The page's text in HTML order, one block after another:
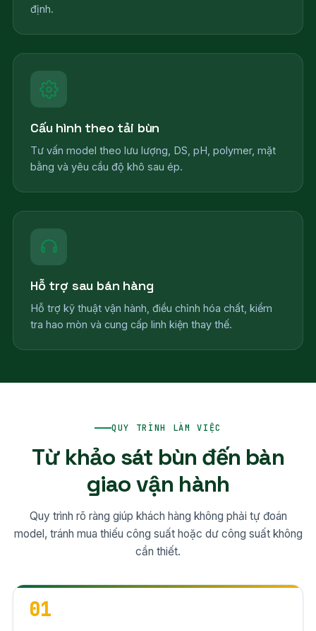
định.
Cấu hình theo tải bùn
Tư vấn model theo lưu lượng, DS, pH, polymer, mặt
bằng và yêu cầu độ khô sau ép.
Hỗ trợ sau bán hàng
Hỗ trợ kỹ thuật vận hành, điều chỉnh hóa chất, kiểm
tra hao mòn và cung cấp linh kiện thay thế.
QUY TRÌNH LÀM VIỆC
Từ khảo sát bùn đến bàn
giao vận hành
Quy trình rõ ràng giúp khách hàng không phải tự đoán
model, tránh mua thiếu công suất hoặc dư công suất không
cần thiết.
01